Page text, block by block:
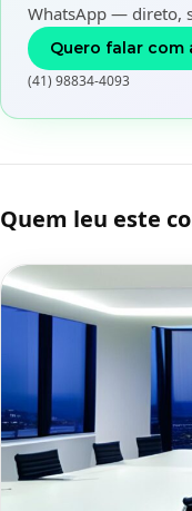
WhatsApp — direto,
Quero falar com
(41) 98834-4093
Quem leu este